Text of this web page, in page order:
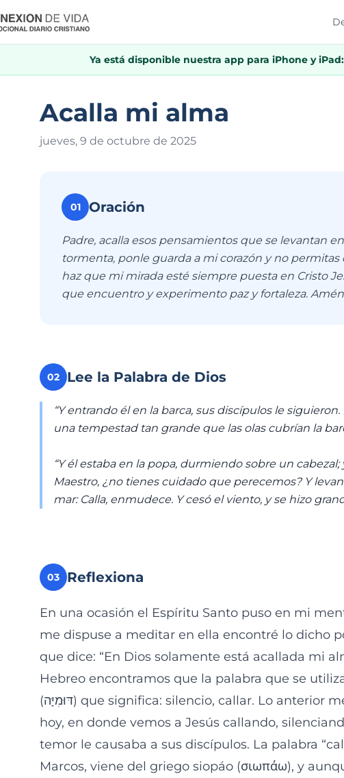
Ya está disponible nuestra app para iPhone y iPad:
Acalla mi alma
jueves, 9 de octubre de 2025
01 Oración
Padre, acalla esos pensamientos que se levantan
tormenta, ponle guarda a mi corazón y no permitas
haz que mi mirada esté siempre puesta en Cristo
que encuentro y experimento paz y fortaleza.
02 Lee la Palabra de Dios
“Y entrando él en la barca, sus discípulos le
una tempestad tan grande que las olas cubrían la
“Y él estaba en la popa, durmiendo sobre un
Maestro, ¿no tienes cuidado que perecemos? Y
mar: Calla, enmudece. Y cesó el viento, y se hizo
03 Reflexiona
En una ocasión el Espíritu Santo puso en mi
me dispuse a meditar en ella encontré lo dicho
que dice: “En Dios solamente está acallada mi
Hebreo encontramos que la palabra que se
(דּוּמִיָּה) que significa: silencio, callar. Lo anterior me remitió al pasaje principal de
hoy, en donde vemos a Jesús callando,
temor le causaba a sus discípulos. La palabra
Marcos, viene del griego siopáo (σιωπάω), y